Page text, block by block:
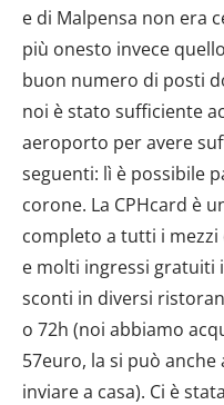
e di Malpensa non era
più onesto invece
buon numero di posti
noi è stato sufficiente
aeroporto per avere
seguenti: lì è possibile
corone. La CPHcard è
completo a tutti i
e molti ingressi gratuiti
sconti in diversi
o 72h (noi abbiamo
57euro, la si può
inviare a casa). Ci è